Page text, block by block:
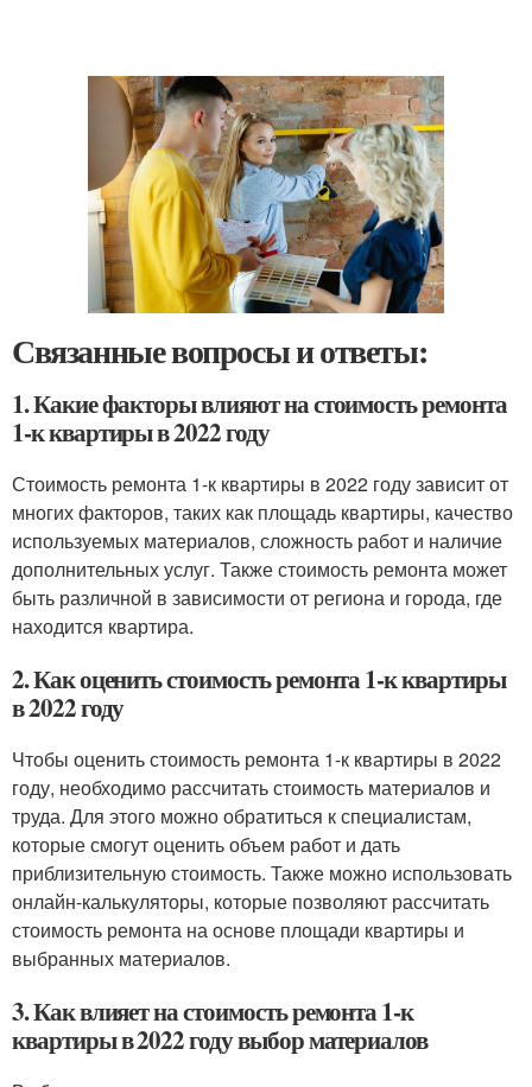
Связанные вопросы и ответы:
1. Какие факторы влияют на стоимость ремонта
1-к квартиры в 2022 году
Стоимость ремонта 1-к квартиры в 2022 году зависит от
многих факторов, таких как площадь квартиры, качество
используемых материалов, сложность работ и наличие
дополнительных услуг. Также стоимость ремонта может
быть различной в зависимости от региона и города, где
находится квартира.
2. Как оценить стоимость ремонта 1-к квартиры
в 2022 году
Чтобы оценить стоимость ремонта 1-к квартиры в 2022
году, необходимо рассчитать стоимость материалов и
труда. Для этого можно обратиться к специалистам,
которые смогут оценить объем работ и дать
приблизительную стоимость. Также можно использовать
онлайн-калькуляторы, которые позволяют рассчитать
стоимость ремонта на основе площади квартиры и
выбранных материалов.
3. Как влияет на стоимость ремонта 1-к
квартиры в 2022 году выбор материалов